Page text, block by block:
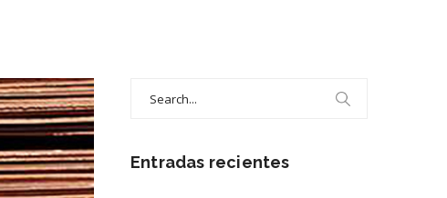
Entradas recientes